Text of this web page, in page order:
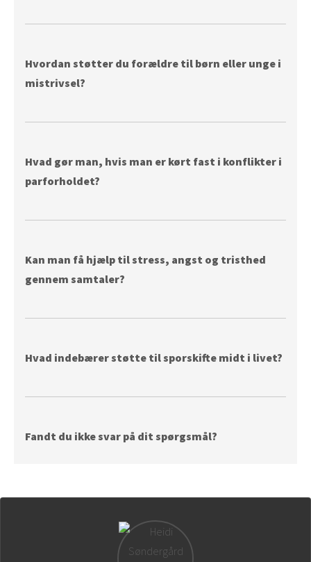
Hvordan støtter du forældre til børn eller unge i
mistrivsel?
Hvad gør man, hvis man er kørt fast i konflikter i
parforholdet?
Kan man få hjælp til stress, angst og tristhed
gennem samtaler?
Hvad indebærer støtte til sporskifte midt i livet?
Fandt du ikke svar på dit spørgsmål?